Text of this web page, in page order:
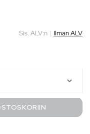
Sis. ALV:n | Ilman ALV